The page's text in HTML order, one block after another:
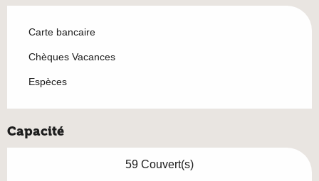
Carte bancaire
Chèques Vacances
Espèces
Capacité
59 Couvert(s)